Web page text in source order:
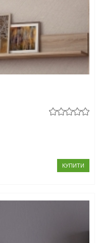
КУПИТИ